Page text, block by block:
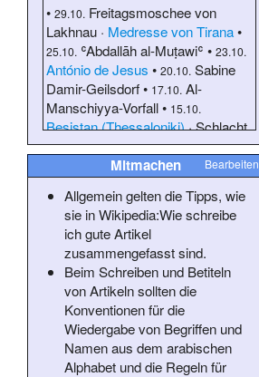
• 29.10. Freitagsmoschee von
Lakhnau· Medresse von Tirana•
25.10. ʿAbdallāh al-Muṭawiʿ • 23.10.
António de Jesus • 20.10. Sabine
Damir-Geilsdorf• 17.10. Al-
Manschiyya-Vorfall• 15.10.
Besistan (Thessaloniki)·Schlacht
bei Konotop•13.10. Abdul Karim
Bara Imambara
Ibrahim
Kayitare·Saleh Habimana•
Selimiye-Moschee (Deggendorf)•
10.10. Mustafa Mashhur•09.10.
Israelische Bodenoffensive im
Südlibanon 2024•07.10.
Souveräner Staat des Bektaschi-
Ordens
(ältere
Bearbeiten
Mitmachen
Allgemein gelten die Tipps, wie
sie inWikipedia:Wie schreibe
ich gute Artikel
zusammengefasst sind.
Beim Schreiben und Betiteln
von Artikeln sollten die
Konventionen für die
Wiedergabe von Begriffen und
Namen aus dem arabischen
Alphabetund die Regeln für